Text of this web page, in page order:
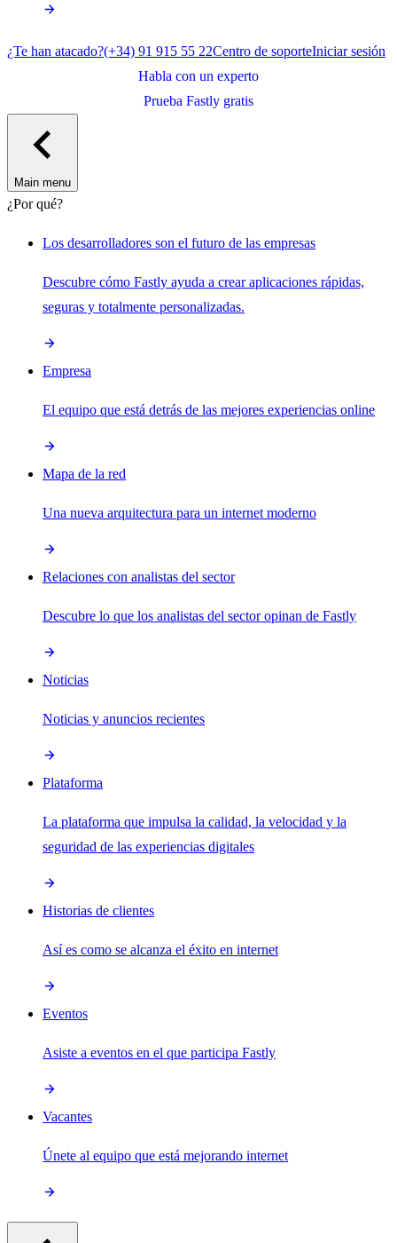
¿Te han atacado?(+34) 91 915 55 22Centro de soporteIniciar sesión
Habla con un experto
Prueba Fastly gratis
Main menu
¿Por qué?
Los desarrolladores son el futuro de las empresas
Descubre cómo Fastly ayuda a crear aplicaciones rápidas,
seguras y totalmente personalizadas.
Empresa
El equipo que está detrás de las mejores experiencias online
Mapa de la red
Una nueva arquitectura para un internet moderno
Relaciones con analistas del sector
Descubre lo que los analistas del sector opinan de Fastly
Noticias
Noticias y anuncios recientes
Plataforma
La plataforma que impulsa la calidad, la velocidad y la
seguridad de las experiencias digitales
Historias de clientes
Así es como se alcanza el éxito en internet
Eventos
Asiste a eventos en el que participa Fastly
Vacantes
Únete al equipo que está mejorando internet